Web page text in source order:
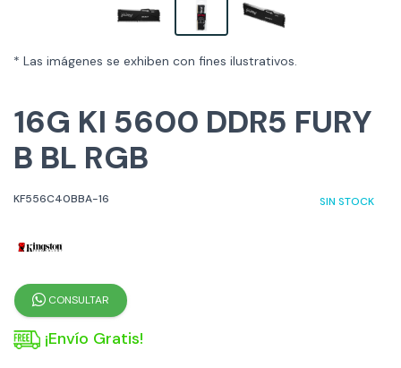
* Las imágenes se exhiben con fines ilustrativos.
16G KI 5600 DDR5 FURY
B BL RGB
KF556C40BBA-16 SIN STOCK
CONSULTAR
¡Envío Gratis!